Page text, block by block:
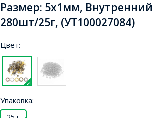
Размер: 5х1мм,
280шт/25г, (УТ100027084)
Цвет:
Упаковка: